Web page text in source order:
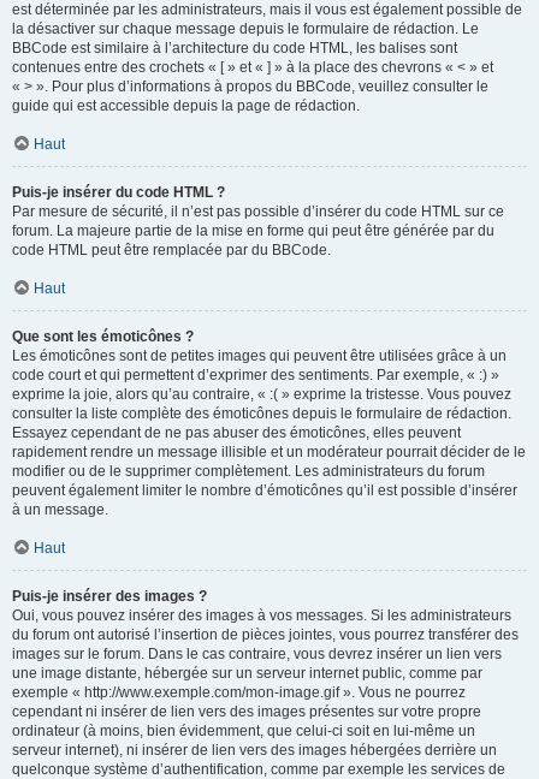
est déterminée par les administrateurs, mais il vous est également possible de
la désactiver sur chaque message depuis le formulaire de rédaction. Le
BBCode est similaire à l’architecture du code HTML, les balises sont
contenues entre des crochets « [ » et « ] » à la place des chevrons « < » et
« > ». Pour plus d’informations à propos du BBCode, veuillez consulter le
guide qui est accessible depuis la page de rédaction.
Haut
Puis-je insérer du code HTML ?
Par mesure de sécurité, il n’est pas possible d’insérer du code HTML sur ce
forum. La majeure partie de la mise en forme qui peut être générée par du
code HTML peut être remplacée par du BBCode.
Haut
Que sont les émoticônes ?
Les émoticônes sont de petites images qui peuvent être utilisées grâce à un
code court et qui permettent d’exprimer des sentiments. Par exemple, « :) »
exprime la joie, alors qu’au contraire, « :( » exprime la tristesse. Vous pouvez
consulter la liste complète des émoticônes depuis le formulaire de rédaction.
Essayez cependant de ne pas abuser des émoticônes, elles peuvent
rapidement rendre un message illisible et un modérateur pourrait décider de le
modifier ou de le supprimer complètement. Les administrateurs du forum
peuvent également limiter le nombre d’émoticônes qu’il est possible d’insérer
à un message.
Haut
Puis-je insérer des images ?
Oui, vous pouvez insérer des images à vos messages. Si les administrateurs
du forum ont autorisé l’insertion de pièces jointes, vous pourrez transférer des
images sur le forum. Dans le cas contraire, vous devrez insérer un lien vers
une image distante, hébergée sur un serveur internet public, comme par
exemple « http://www.exemple.com/mon-image.gif ». Vous ne pourrez
cependant ni insérer de lien vers des images présentes sur votre propre
ordinateur (à moins, bien évidemment, que celui-ci soit en lui-même un
serveur internet), ni insérer de lien vers des images hébergées derrière un
quelconque système d’authentification, comme par exemple les services de